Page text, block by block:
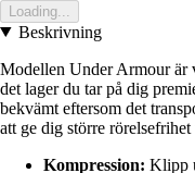
Loading...
Beskrivning
Modellen Under Armour är
det lager du tar på dig
bekvämt eftersom det
att ge dig större
Kompression: Klipp